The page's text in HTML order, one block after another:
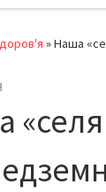
»Наша